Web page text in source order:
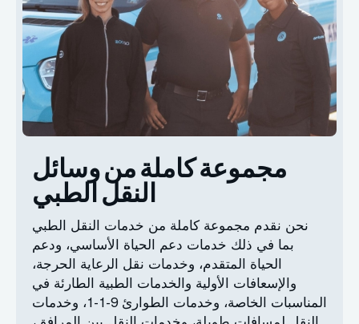
مجموعة كاملة من وسائل
النقل الطبي
نحن نقدم مجموعة كاملة من خدمات النقل الطبي
بما في ذلك خدمات دعم الحياة الأساسي، ودعم
الحياة المتقدم، وخدمات نقل الرعاية الحرجة،
والإسعافات الأولية والخدمات الطبية الطارئة في
المناسبات الخاصة، وخدمات الطوارئ 9-1-1، وخدمات